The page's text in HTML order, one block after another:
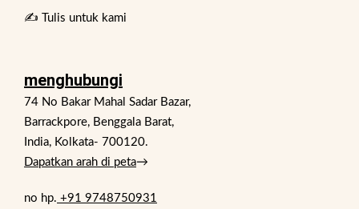
✍️ Tulis untuk kami
menghubungi
74 No Bakar Mahal Sadar Bazar,
Barrackpore, Benggala Barat,
India, Kolkata- 700120.
Dapatkan arah di peta→
no hp. +91 9748750931